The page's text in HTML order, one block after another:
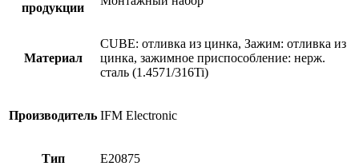
продукции
Материал
CUBE: отливка из цинка, Зажим: отливка из
цинка, зажимное приспособление: нерж.
сталь (1.4571/316Ti)
Производитель IFM Electronic
Тип E20875